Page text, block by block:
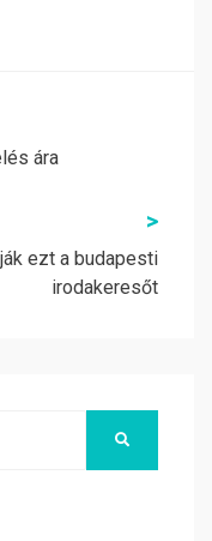
ára
>
ezt a budapesti
irodakeresőt